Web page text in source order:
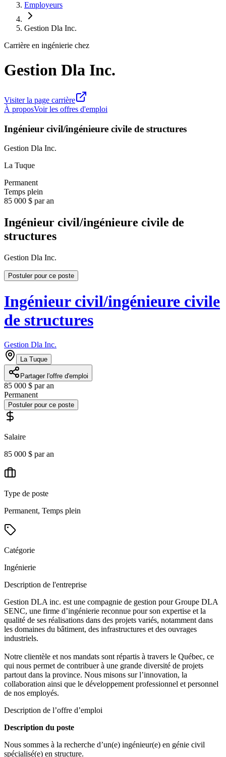
Employeurs
Gestion Dla Inc.
Carrière en ingénierie chez
Gestion Dla Inc.
Visiter la page carrière
À proposVoir les offres d'emploi
Ingénieur civil/ingénieure civile de structures
Gestion Dla Inc.
La Tuque
Permanent
Temps plein
85 000 $ par an
Ingénieur civil/ingénieure civile de
structures
Gestion Dla Inc.
Postuler pour ce poste
Ingénieur civil/ingénieure civile
de structures
Gestion Dla Inc.
La Tuque
Partager l'offre d'emploi
85 000 $ par an
Permanent
Postuler pour ce poste
Salaire
85 000 $ par an
Type de poste
Permanent, Temps plein
Catégorie
Ingénierie
Description de l'entreprise
Gestion DLA inc. est une compagnie de gestion pour Groupe DLA
SENC, une firme d’ingénierie reconnue pour son expertise et la
qualité de ses réalisations dans des projets variés, notamment dans
les domaines du bâtiment, des infrastructures et des ouvrages
industriels.
Notre clientèle et nos mandats sont répartis à travers le Québec, ce
qui nous permet de contribuer à une grande diversité de projets
partout dans la province. Nous misons sur l’innovation, la
collaboration ainsi que le développement professionnel et personnel
de nos employés.
Description de l’offre d’emploi
Description du poste
Nous sommes à la recherche d’un(e) ingénieur(e) en génie civil
spécialisé(e) en structure.